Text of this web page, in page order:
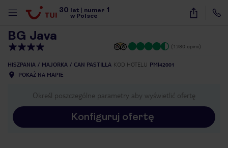
30 lat numer 1
w Polsce
12
BG Java
(1380 opinii)
HISZPANIA MAJORKA CAN PASTILLA KOD HOTELU PMI42001
POKAŻ NA MAPIE
Określ poszczególne parametry aby wyświetlić ofertę
Konfiguruj ofertę